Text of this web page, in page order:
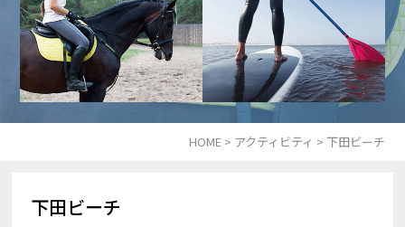
HOME> アクティビティ > 下田ビーチ
下田ビーチ